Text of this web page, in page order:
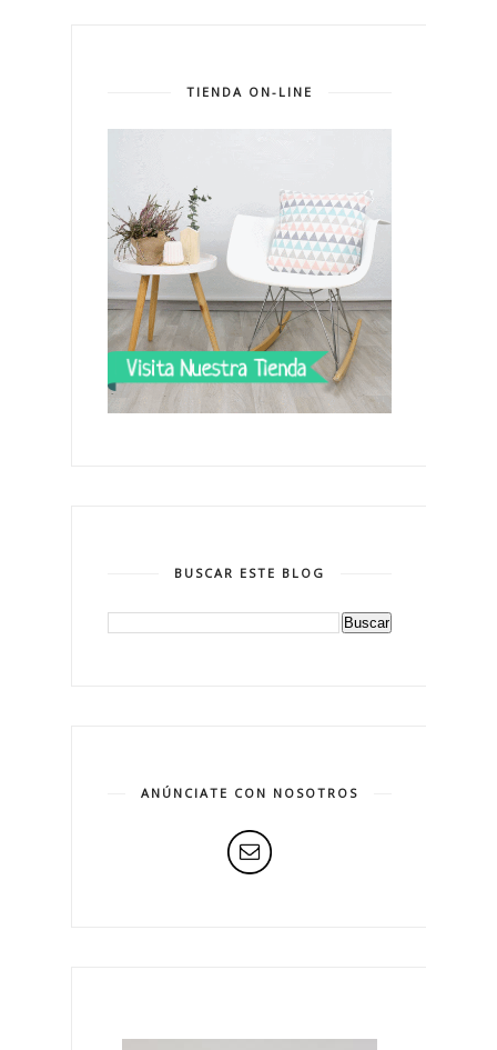
TIENDA ON-LINE
BUSCAR ESTE BLOG
ANÚNCIATE CON NOSOTROS